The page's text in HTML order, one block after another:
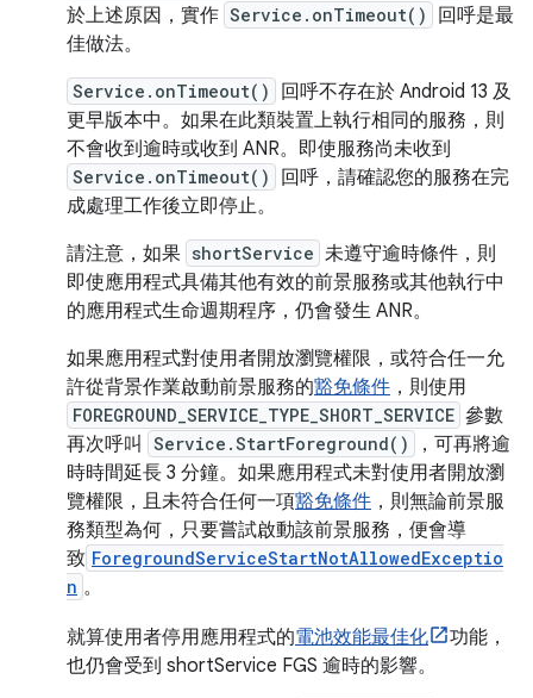
於上述原因，實作 Service.onTimeout()
回呼是最
佳做法。
Service.onTimeout()
回呼不存在於 Android 13 及
更早版本中。如果在此類裝置上執行相同的服務，則
不會收到逾時或收到 ANR。即使服務尚未收到
Service.onTimeout()
回呼，請確認您的服務在完
成處理工作後立即停止。
請注意，如果 shortService 未遵守逾時條件，則
即使應用程式具備其他有效的前景服務或其他執行中
的應用程式生命週期程序，仍會發生 ANR。
如果應用程式對使用者開放瀏覽權限，或符合任一允
許從背景作業啟動前景服務的豁免條件 ，則使用
FOREGROUND_SERVICE_TYPE_SHORT_SERVICE 參數
再次呼叫
Service.StartForeground()
，可再將逾
時時間延長 3 分鐘。如果應用程式未對使用者開放瀏
覽權限，且未符合任何一項豁免條件 ，則無論前景服
務類型為何，只要嘗試啟動該前景服務，便會導
致 ForegroundServiceStartNotAllowedExceptio
n 。
就算使用者停用應用程式的電池效能最佳化
功能，
也仍會受到 shortService FGS 逾時的影響。